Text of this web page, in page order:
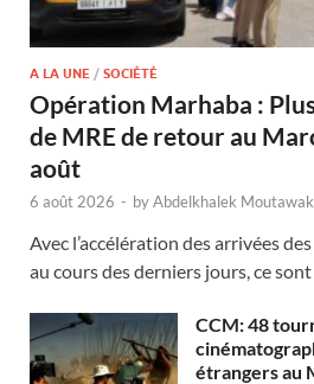
A LA UNE / SOCIÉTÉ
Opération Marhaba :
de MRE de retour au
août
6 août 2026 - byAbdelkhalek
Avec l’accélération des arrivées
au cours des derniers jours, ce
CCM: 48
étrangers au